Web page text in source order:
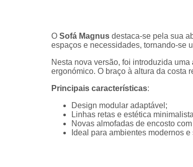
O Sofá Magnus destaca-se pela sua
espaços e necessidades, tornando-se
Nesta nova versão, foi introduzida uma
ergonómico. O braço à altura da costa
Principais características:
Design modular adaptável;
Linhas retas e estética
Novas almofadas de encosto
Ideal para ambientes modernos